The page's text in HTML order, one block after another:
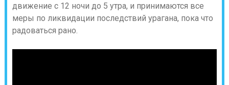
движение с 12 ночи до 5 утра, и принимаются все
меры по ликвидации последствий урагана, пока что
радоваться рано.